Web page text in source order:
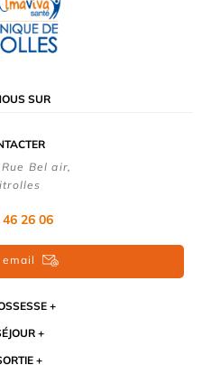
SUR
Bel air,
26 06